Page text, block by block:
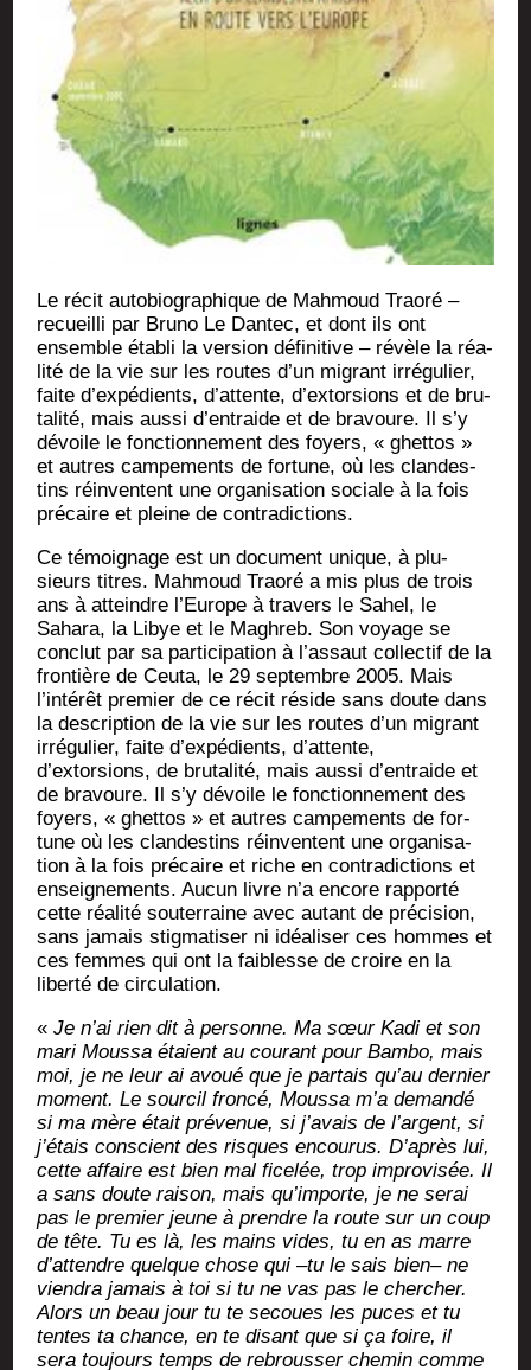
Le récit auto­bio­gra­phique de Mah­moud Trao­ré –
recueilli par Bru­no Le Dan­tec, et dont ils ont
ensemble éta­bli la ver­sion défi­ni­tive – révèle la réa­
li­té de la vie sur les routes d’un migrant irré­gu­lier,
faite d’expédients, d’attente, d’extorsions et de bru­
ta­li­té, mais aus­si d’entraide et de bra­voure. Il s’y
dévoile le fonc­tion­ne­ment des foyers, « ghet­tos »
et autres cam­pe­ments de for­tune, où les clan­des­
tins réin­ventent une orga­ni­sa­tion sociale à la fois
pré­caire et pleine de contradictions.
Ce témoi­gnage est un docu­ment unique, à plu­
sieurs titres. Mah­moud Trao­ré a mis plus de trois
ans à atteindre l’Europe à tra­vers le Sahel, le
Saha­ra, la Libye et le Magh­reb. Son voyage se
conclut par sa par­ti­ci­pa­tion à l’assaut col­lec­tif de la
fron­tière de Ceu­ta, le 29 sep­tembre 2005. Mais
l’intérêt pre­mier de ce récit réside sans doute dans
la des­crip­tion de la vie sur les routes d’un migrant
irré­gu­lier, faite d’expédients, d’attente,
d’extorsions, de bru­ta­li­té, mais aus­si d’entraide et
de bra­voure. Il s’y dévoile le fonc­tion­ne­ment des
foyers, « ghet­tos » et autres cam­pe­ments de for­
tune où les clan­des­tins réin­ventent une orga­ni­sa­
tion à la fois pré­caire et riche en contra­dic­tions et
ensei­gne­ments. Aucun livre n’a encore rap­por­té
cette réa­li­té sou­ter­raine avec autant de pré­ci­sion,
sans jamais stig­ma­ti­ser ni idéa­li­ser ces hommes et
ces femmes qui ont la fai­blesse de croire en la
liber­té de circulation.
«Je n’ai rien dit à per­sonne. Ma sœur Kadi et son
mari Mous­sa étaient au cou­rant pour Bam­bo, mais
moi, je ne leur ai avoué que je par­tais qu’au der­nier
moment. Le sour­cil fron­cé, Mous­sa m’a deman­dé
si ma mère était pré­ve­nue, si j’avais de l’argent, si
j’étais conscient des risques encou­rus. D’après lui,
cette affaire est bien mal fice­lée, trop impro­vi­sée. Il
a sans doute rai­son, mais qu’importe, je ne serai
pas le pre­mier jeune à prendre la route sur un coup
de tête. Tu es là, les mains vides, tu en as marre
d’attendre quelque chose qui –tu le sais bien– ne
vien­dra jamais à toi si tu ne vas pas le cher­cher.
Alors un beau jour tu te secoues les puces et tu
tentes ta chance, en te disant que si ça foire, il
sera tou­jours temps de rebrous­ser che­min comme